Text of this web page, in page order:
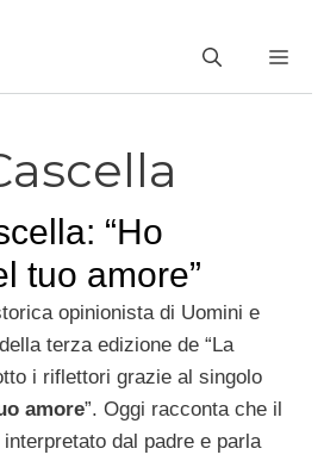
“Ho
tuo amore”
opinionista di Uomini e
terza edizione de “La
i riflettori grazie al singolo
amore”. Oggi racconta che il
dal padre e parla